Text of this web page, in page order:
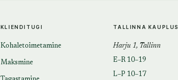
KLIENDITUGI
Kohaletoimetamine
Maksmine
TALLINNA KAUPLUS
Harju 1, Tallinn
E–R 10–19
L–P 10–17